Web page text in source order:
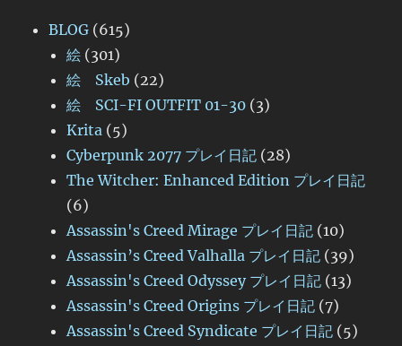
BLOG (615)
絵 (301)
絵 Skeb (22)
絵 SCI-FI OUTFIT 01-30 (3)
Krita (5)
Cyberpunk 2077 プレイ日記 (28)
The Witcher: Enhanced Edition プレイ日記
(6)
Assassin's Creed Mirage プレイ日記 (10)
Assassin’s Creed Valhalla プレイ日記 (39)
Assassin's Creed Odyssey プレイ日記 (13)
Assassin's Creed Origins プレイ日記 (7)
Assassin's Creed Syndicate プレイ日記 (5)